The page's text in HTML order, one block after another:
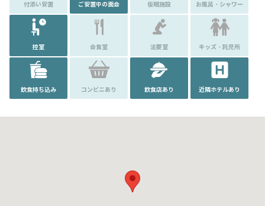
付添い安置 ご安置中の面会 仮眠施設 お風呂・シャワー
控室 会食室 法要室 キッズ・託児所
飲食持ち込み コンビニあり 飲食店あり 近隣ホテルあり